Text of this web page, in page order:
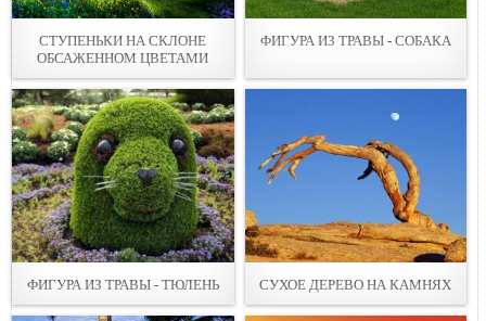
СТУПЕНЬКИ НА СКЛОНЕ
ОБСАЖЕННОМ ЦВЕТАМИ
ФИГУРА ИЗ ТРАВЫ - СОБАКА
ФИГУРА ИЗ ТРАВЫ - ТЮЛЕНЬ СУХОЕ ДЕРЕВО НА КАМНЯХ